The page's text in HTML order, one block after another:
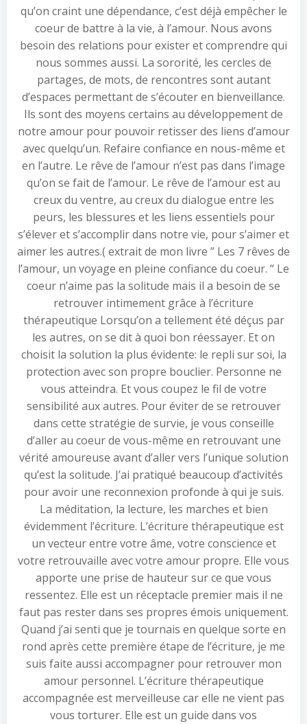
qu’on craint une dépendance, c’est déjà empêcher le
coeur de battre à la vie, à l’amour. Nous avons
besoin des relations pour exister et comprendre qui
nous sommes aussi. La sororité, les cercles de
partages, de mots, de rencontres sont autant
d’espaces permettant de s’écouter en bienveillance.
Ils sont des moyens certains au développement de
notre amour pour pouvoir retisser des liens d’amour
avec quelqu’un. Refaire confiance en nous-même et
en l’autre. Le rêve de l’amour n’est pas dans l’image
qu’on se fait de l’amour. Le rêve de l’amour est au
creux du ventre, au creux du dialogue entre les
peurs, les blessures et les liens essentiels pour
s’élever et s’accomplir dans notre vie, pour s’aimer et
aimer les autres.( extrait de mon livre ” Les 7 rêves de
l’amour, un voyage en pleine confiance du coeur. “ Le
coeur n’aime pas la solitude mais il a besoin de se
retrouver intimement grâce à l’écriture
thérapeutique Lorsqu’on a tellement été déçus par
les autres, on se dit à quoi bon réessayer. Et on
choisit la solution la plus évidente: le repli sur soi, la
protection avec son propre bouclier. Personne ne
vous atteindra. Et vous coupez le fil de votre
sensibilité aux autres. Pour éviter de se retrouver
dans cette stratégie de survie, je vous conseille
d’aller au coeur de vous-même en retrouvant une
vérité amoureuse avant d’aller vers l’unique solution
qu’est la solitude. J’ai pratiqué beaucoup d’activités
pour avoir une reconnexion profonde à qui je suis.
La méditation, la lecture, les marches et bien
évidemment l’écriture. L’écriture thérapeutique est
un vecteur entre votre âme, votre conscience et
votre retrouvaille avec votre amour propre. Elle vous
apporte une prise de hauteur sur ce que vous
ressentez. Elle est un réceptacle premier mais il ne
faut pas rester dans ses propres émois uniquement.
Quand j’ai senti que je tournais en quelque sorte en
rond après cette première étape de l’écriture, je me
suis faite aussi accompagner pour retrouver mon
amour personnel. L’écriture thérapeutique
accompagnée est merveilleuse car elle ne vient pas
vous torturer. Elle est un guide dans vos